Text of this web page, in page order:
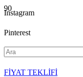
Instagram
Pinterest
YouTube
FİYAT TEKLİFİ